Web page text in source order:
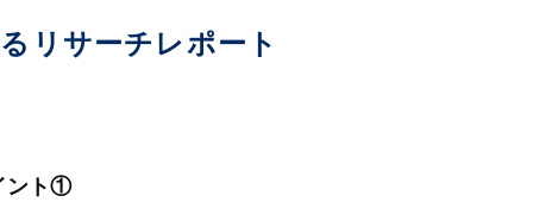
リサーチレポート
ント①